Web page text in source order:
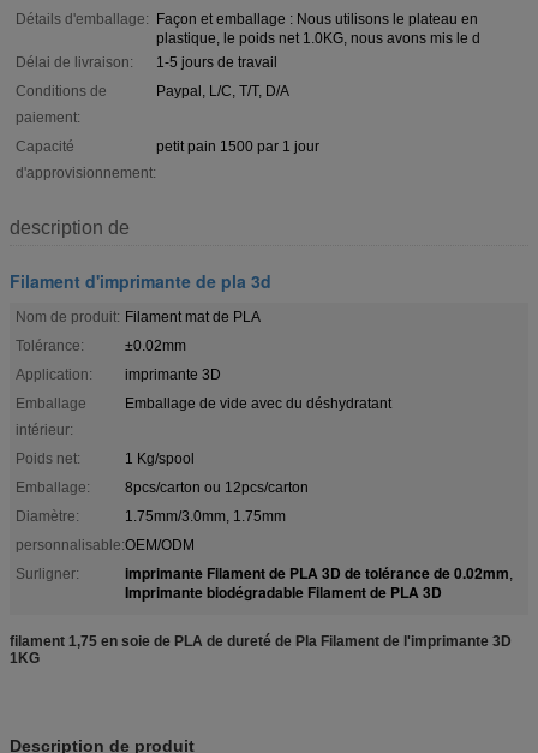
Détails d'emballage: Façon et emballage : Nous utilisons le plateau en
plastique, le poids net 1.0KG, nous avons mis le d
Délai de livraison:
1-5 jours de travail
Conditions de
paiement:
Paypal, L/C, T/T, D/A
Capacité
d'approvisionnement:
petit pain 1500 par 1 jour
description de
Filament d'imprimante de pla 3d
Nom de produit: Filament mat de PLA
Tolérance:
±0.02mm
Application:
imprimante 3D
Emballage
intérieur:
Emballage de vide avec du déshydratant
Poids net:
1 Kg/spool
Emballage:
8pcs/carton ou 12pcs/carton
Diamètre:
1.75mm/3.0mm, 1.75mm
personnalisable:OEM/ODM
Surligner:
imprimante Filament de PLA 3D de tolérance de 0.02mm,
Imprimante biodégradable Filament de PLA 3D
filament 1,75 en soie de PLA de dureté de Pla Filament de l'imprimante 3D
1KG
Description de produit